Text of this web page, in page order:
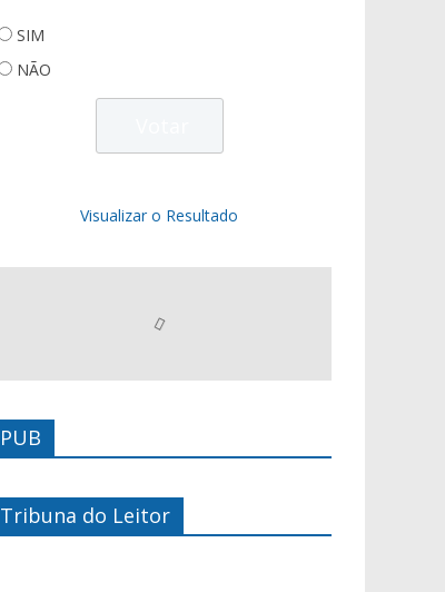
SIM
NÃO
Visualizar o Resultado
PUB
Tribuna do Leitor